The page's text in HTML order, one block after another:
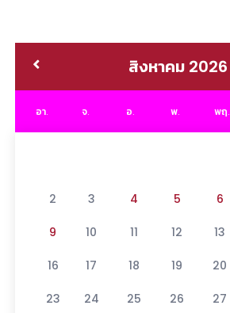
สิงหาคม 2026
อา. จ. อ. พ. พฤ.
2 3 4 5 6
9 10 11 12 13
16 17 18 19 20
23 24 25 26 27